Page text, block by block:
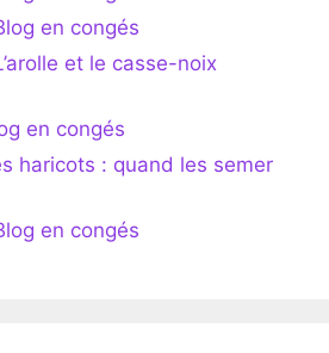
en congés
et le casse-noix
en congés
haricots : quand les semer
en congés